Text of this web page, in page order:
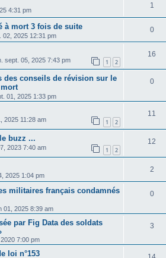
4:31 pm
1
à mort 3 fois de suite
02, 2025 12:31 pm
0
sept. 05, 2025 7:43 pm 1 2
16
des conseils de révision sur le
01, 2025 1:33 pm
0
2025 11:28 am 1 2
11
buzz ...
2023 7:40 am 1 2
12
2025 1:04 pm
2
militaires français condamnés
01, 2025 8:39 am
0
par Fig Data des soldats
7:00 pm
3
loi n°153